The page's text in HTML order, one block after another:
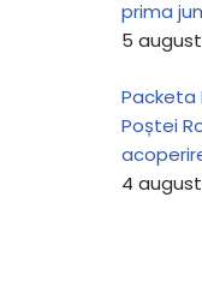
prima
5
Packeta
Poștei
4